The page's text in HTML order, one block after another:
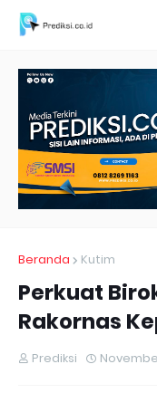
Beranda Kutim
Perkuat
Rakornas
Prediksi